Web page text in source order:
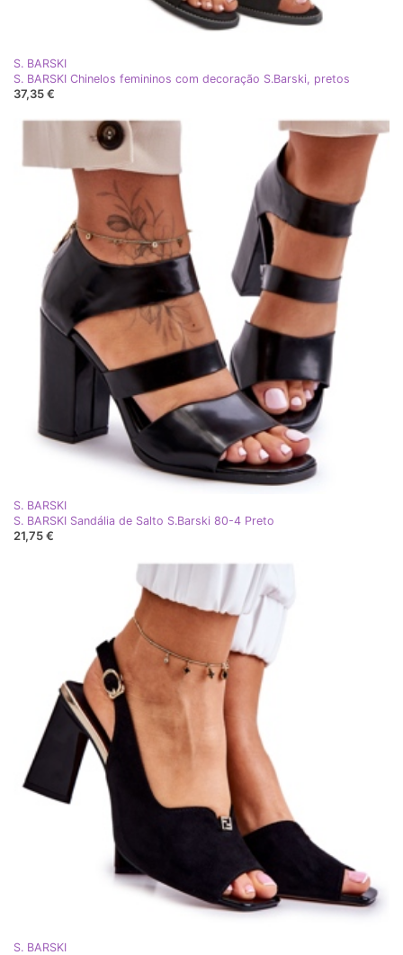
S. BARSKI
S. BARSKI Chinelos femininos com decoração S.Barski, pretos
37,35 €
S. BARSKI
S. BARSKI Sandália de Salto S.Barski 80-4 Preto
21,75 €
S. BARSKI